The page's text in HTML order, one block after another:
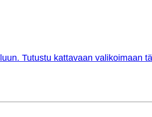
Tutustu kattavaan valikoimaan